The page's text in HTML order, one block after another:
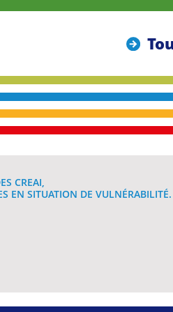
CREAI,
EN SITUATION DE VULNÉRABILITÉ.